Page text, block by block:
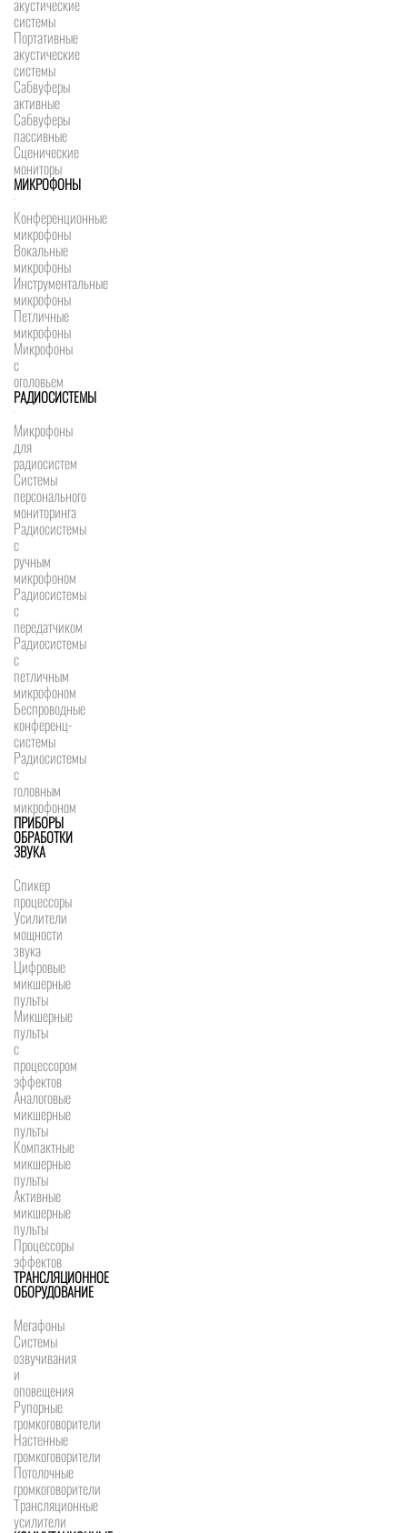
акустические
системы
Портативные
акустические
системы
Сабвуферы
активные
Сабвуферы
пассивные
Сценические
мониторы
МИКРОФОНЫ
Конференционные
микрофоны
Вокальные
микрофоны
Инструментальные
микрофоны
Петличные
микрофоны
Микрофоны
с
оголовьем
РАДИОСИСТЕМЫ
Микрофоны
для
радиосистем
Системы
персонального
мониторинга
Радиосистемы
c
ручным
микрофоном
Радиосистемы
с
передатчиком
Радиосистемы
с
петличным
микрофоном
Беспроводные
конференц-
системы
Радиосистемы
с
головным
микрофоном
ПРИБОРЫ
ОБРАБОТКИ
ЗВУКА
Спикер
процессоры
Усилители
мощности
звука
Цифровые
микшерные
пульты
Микшерные
пульты
с
процессором
эффектов
Аналоговые
микшерные
пульты
Компактные
микшерные
пульты
Активные
микшерные
пульты
Процессоры
эффектов
ТРАНСЛЯЦИОННОЕ
ОБОРУДОВАНИЕ
Мегафоны
Системы
озвучивания
и
оповещения
Рупорные
громкоговорители
Настенные
громкоговорители
Потолочные
громкоговорители
Трансляционные
усилители